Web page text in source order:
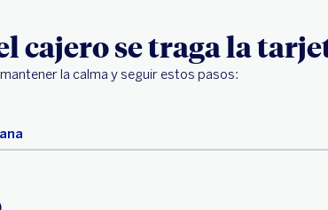
cajero se traga la
la calma y seguir estos pasos: